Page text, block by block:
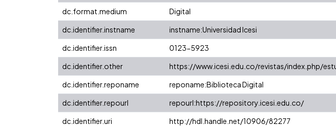
dc.format.medium
Digital
dc.identifier.instname
instname:Universidad Icesi
dc.identifier.issn
0123-5923
dc.identifier.other
https://www.icesi.edu.co/revistas/index.php/
dc.identifier.reponame
reponame:Biblioteca Digital
dc.identifier.repourl
repourl:https://repository.icesi.edu.co/
dc.identifier.uri
http://hdl.handle.net/10906/82277